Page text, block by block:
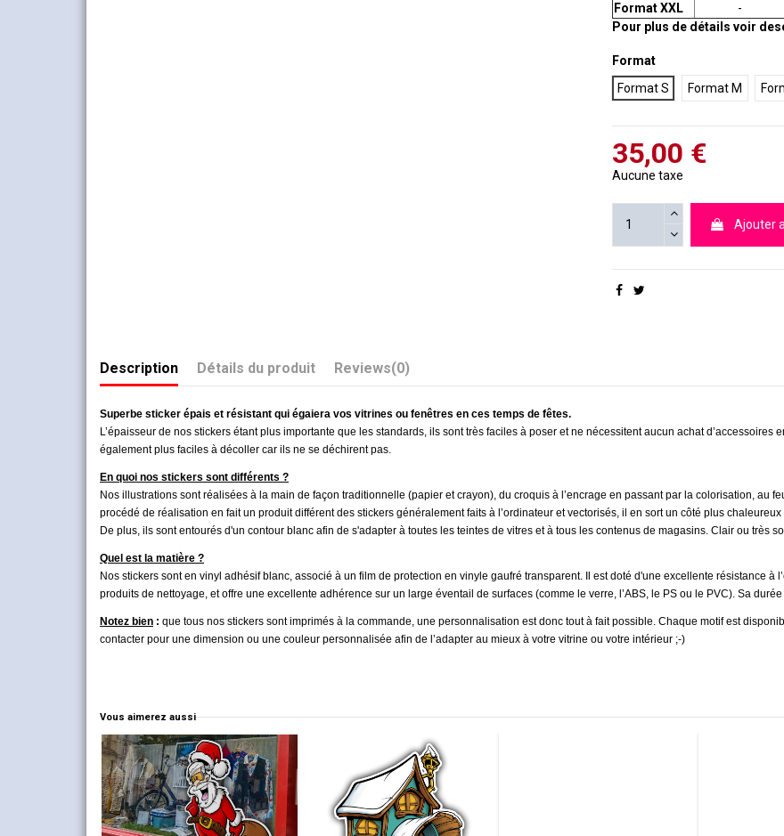
Format XXL
-
Pour plus de détails voir
Format
Format S
Format M
35,00 €
Aucune taxe
Ajouter
Description Détails du produit Reviews(0)
Superbe sticker épais et résistant qui égaiera vos vitrines ou fenêtres en ces temps de fêtes.
L’épaisseur de nos stickers étant plus importante que les standards, ils sont très faciles à poser et ne nécessitent aucun achat
également plus faciles à décoller car ils ne se déchirent pas.
En quoi nos stickers sont différents ?
Nos illustrations sont réalisées à la main de façon traditionnelle (papier et crayon), du croquis à l’encrage en passant par la colorisation, au
procédé de réalisation en fait un produit différent des stickers généralement faits à l’ordinateur et vectorisés, il en sort un côté plus
De plus, ils sont entourés d'un contour blanc afin de s'adapter à toutes les teintes de vitres et à tous les contenus de magasins. Clair ou très
Quel est la matière ?
Nos stickers sont en vinyl adhésif blanc, associé à un film de protection en vinyle gaufré transparent. Il est doté d'une excellente résistance à
produits de nettoyage, et offre une excellente adhérence sur un large éventail de surfaces (comme le verre, l’ABS, le PS ou le PVC). Sa
Notez bien : que tous nos stickers sont imprimés à la commande, une personnalisation est donc tout à fait possible. Chaque motif est
contacter pour une dimension ou une couleur personnalisée afin de l’adapter au mieux à votre vitrine ou votre intérieur ;-)
Vous aimerez aussi